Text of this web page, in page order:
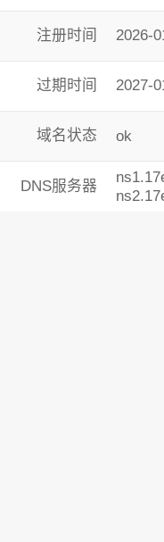
注册时间 2026-
过期时间 2027-
域名状态 ok
DNS服务器